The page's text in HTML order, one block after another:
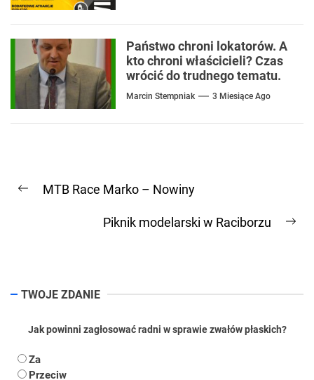
Państwo chroni lokatorów. A
kto chroni właścicieli? Czas
wrócić do trudnego tematu.
Marcin Stempniak 3 Miesiące Ago
wpisu
Previous
MTB Race Marko – Nowiny
Piknik modelarski w Raciborzu
TWOJE ZDANIE
Jak powinni zagłosować radni w sprawie zwałów płaskich?
Za
Przeciw